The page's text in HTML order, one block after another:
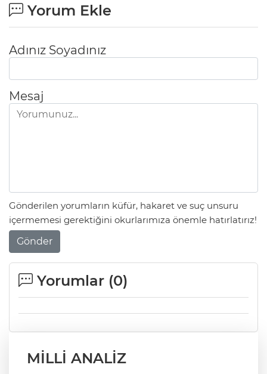
Yorum Ekle
Adınız Soyadınız
Mesaj
Gönderilen yorumların küfür, hakaret ve suç unsuru
içermemesi gerektiğini okurlarımıza önemle hatırlatırız!
Gönder
Yorumlar (0)
MİLLİ ANALİZ